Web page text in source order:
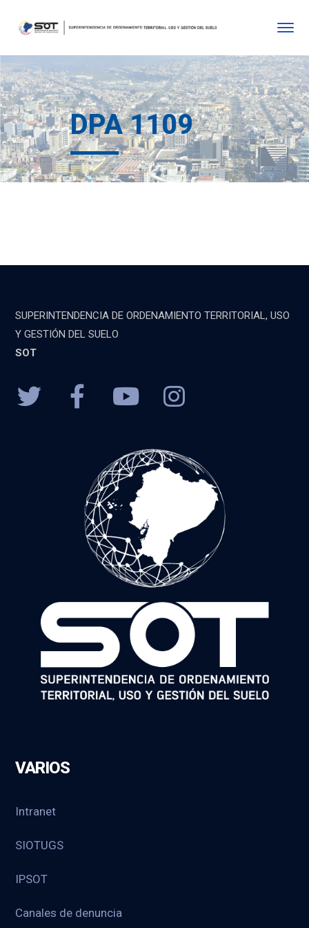
DPA 1109
SUPERINTENDENCIA DE ORDENAMIENTO TERRITORIAL, USO
Y GESTIÓN DEL SUELO
SOT
VARIOS
Intranet
SIOTUGS
IPSOT
Canales de denuncia